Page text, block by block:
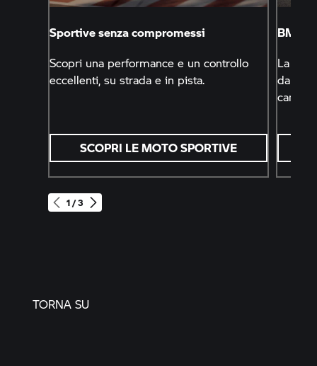
1 / 3
Sportive senza compromessi
Scopri una performance e un controllo
eccellenti, su strada e in pista.
SCOPRI LE MOTO SPORTIVE
BMW
La
da
TORNA SU